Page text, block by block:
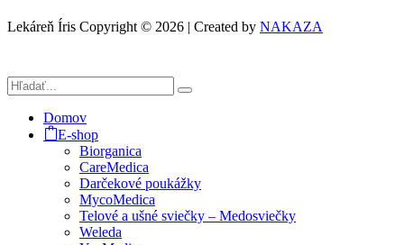
Lekáreň Íris Copyright © 2026 | Created by NAKAZA
Domov
E-shop
Biorganica
CareMedica
Darčekové poukážky
MycoMedica
Telové a ušné sviečky – Medosviečky
Weleda